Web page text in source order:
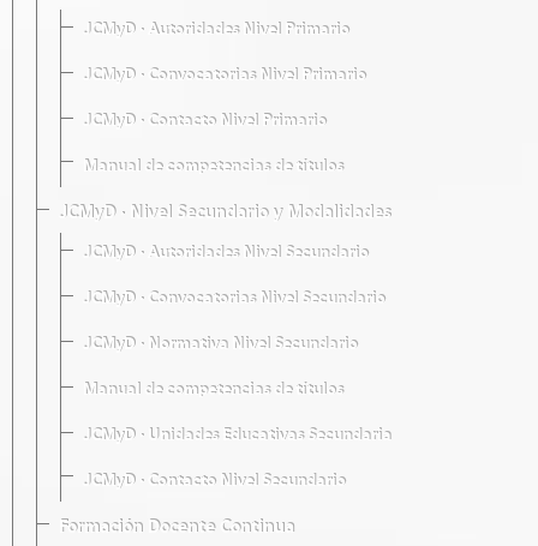
JCMyD · Autoridades Nivel Primario
JCMyD · Convocatorias Nivel Primario
JCMyD · Contacto Nivel Primario
Manual de competencias de títulos
JCMyD · Nivel Secundario y Modalidades
JCMyD · Autoridades Nivel Secundario
JCMyD · Convocatorias Nivel Secundario
JCMyD · Normativa Nivel Secundario
Manual de competencias de títulos
JCMyD · Unidades Educativas Secundaria
JCMyD · Contacto Nivel Secundario
Formación Docente Continua